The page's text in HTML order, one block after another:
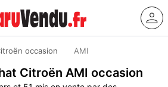
occasion AMI
Citroën AMI occasion